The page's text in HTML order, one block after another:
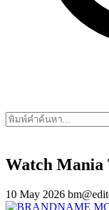
Watch Mania
10 May 2026